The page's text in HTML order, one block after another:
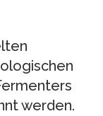
werden.